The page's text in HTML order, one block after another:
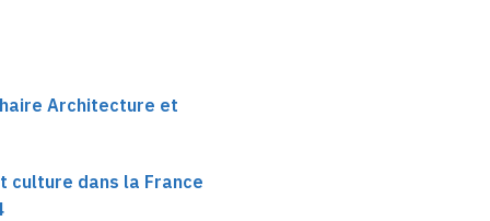
Architecture et
dans la France